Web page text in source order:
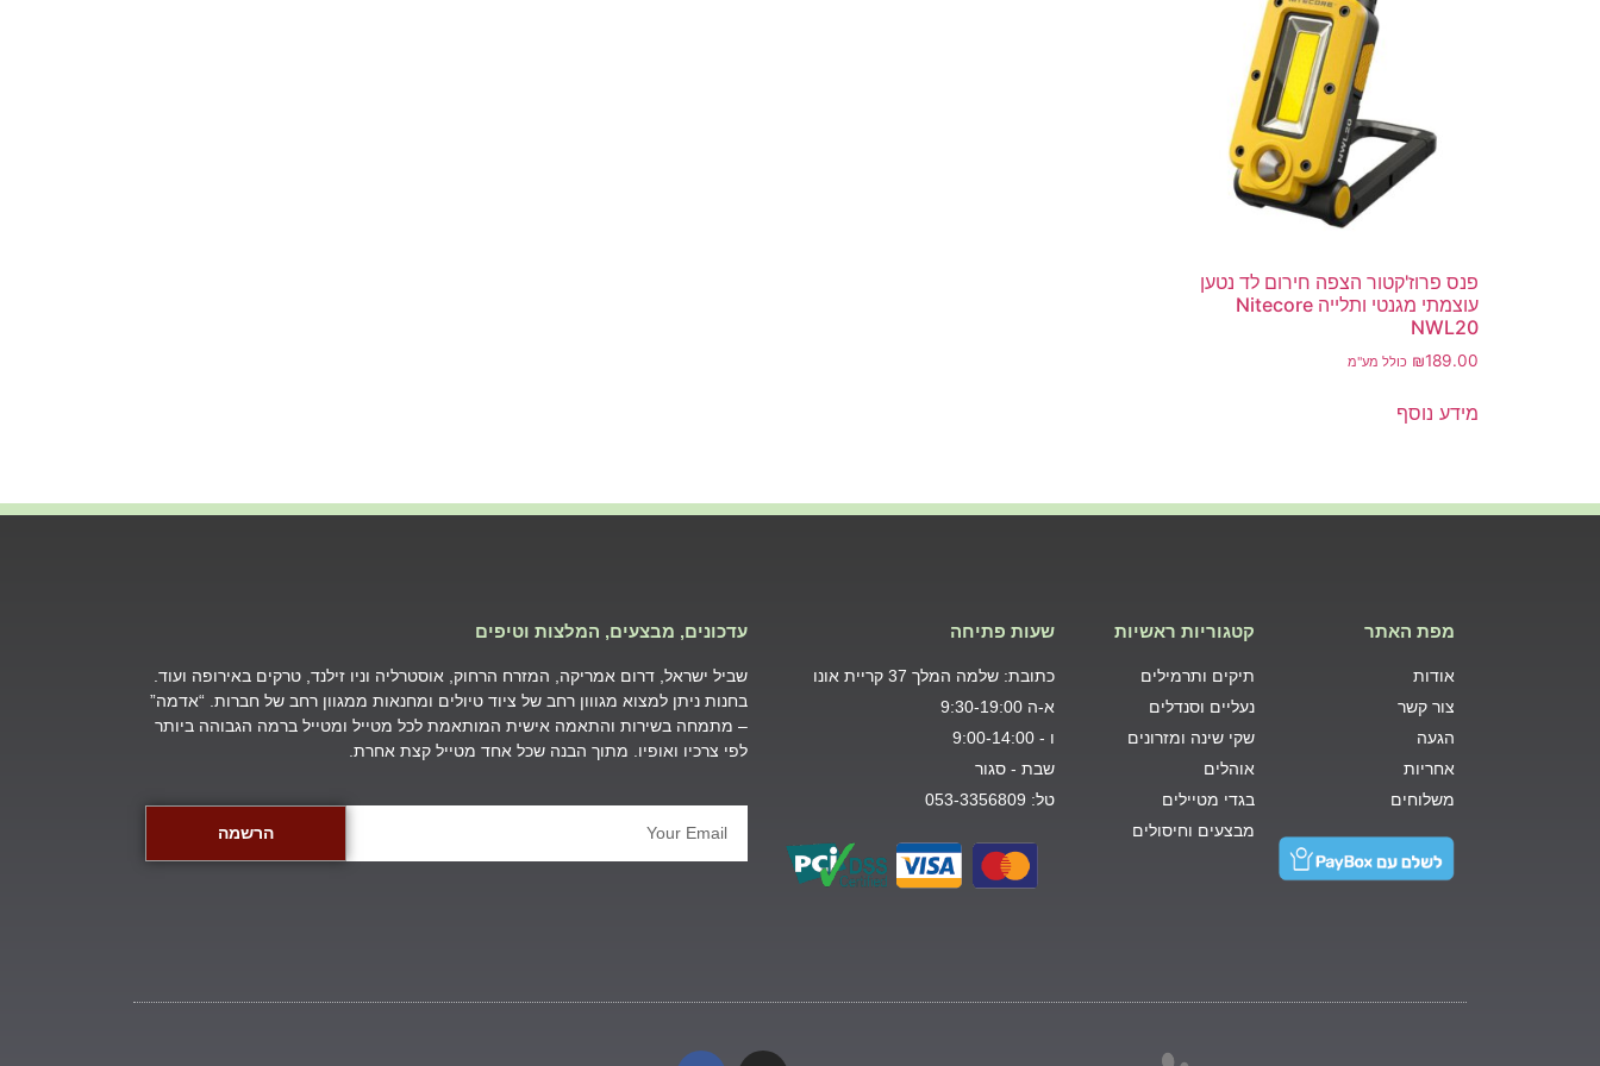
פנס פרוז'קטור הצפה חירום לד נטען
עוצמתי מגנטי ותלייה Nitecore
NWL20
₪189.00 כולל מע"מ
מידע נוסף
מפת האתר
אודות
צור קשר
הגעה
אחריות
משלוחים
קטגוריות ראשיות
תיקים ותרמילים
נעליים וסנדלים
שקי שינה ומזרונים
אוהלים
בגדי מטיילים
מבצעים וחיסולים
שעות פתיחה
כתובת: שלמה המלך 37 קריית אונו
א-ה 9:30-19:00
ו - 9:00-14:00
שבת - סגור
טל: 053-3356809
עדכונים, מבצעים, המלצות וטיפים
שביל ישראל, דרום אמריקה, המזרח הרחוק, אוסטרליה וניו זילנד, טרקים באירופה ועוד.
בחנות ניתן למצוא מגווון רחב של ציוד טיולים ומחנאות ממגוון רחב של חברות. “אדמה”
– מתמחה בשירות והתאמה אישית המותאמת לכל מטייל ומטייל ברמה הגבוהה ביותר
לפי צרכיו ואופיו. מתוך הבנה שכל אחד מטייל קצת אחרת.
הרשמה